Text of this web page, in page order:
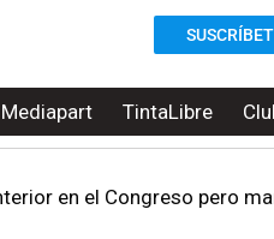
Mediapart TintaLibre
en el Congreso pero